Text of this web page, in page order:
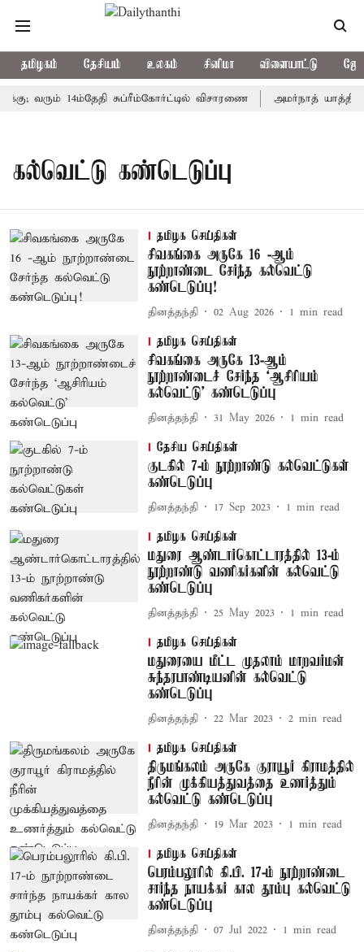
தமிழகம் தேசியம் உலகம் சினிமா விளையாட்டு
வரும் 14ம்தேதி சுப்ரீம்கோர்ட்டில் விசாரணை அமர்நாத்
கல்வெட்டு கண்டெடுப்பு
தமிழக செய்திகள்
சிவகங்கை அருகே 16 -ஆம்
நூற்றாண்டை சேர்ந்த கல்வெட்டு
கண்டெடுப்பு!
தினத்தந்தி 02 Aug 2026 1 min read
தமிழக செய்திகள்
சிவகங்கை அருகே 13-ஆம்
நூற்றாண்டைச் சேர்ந்த ‘ஆசிரியம்
கல்வெட்டு’ கண்டெடுப்பு
தினத்தந்தி 31 May 2026 1 min read
தேசிய செய்திகள்
குடகில் 7-ம் நூற்றாண்டு கல்வெட்டுகள்
கண்டெடுப்பு
தினத்தந்தி 17 Sep 2023 1 min read
தமிழக செய்திகள்
மதுரை ஆண்டார்கொட்டாரத்தில் 13-ம்
நூற்றாண்டு வணிகர்களின் கல்வெட்டு
கண்டெடுப்பு
தினத்தந்தி 25 May 2023 1 min read
தமிழக செய்திகள்
மதுரையை மீட்ட முதலாம் மாறவர்மன்
சுந்தரபாண்டியனின் கல்வெட்டு
கண்டெடுப்பு
தினத்தந்தி 22 Mar 2023 2 min read
தமிழக செய்திகள்
திருமங்கலம் அருகே குராயூர் கிராமத்தில்
நீரின் முக்கியத்துவத்தை உணர்த்தும்
கல்வெட்டு கண்டெடுப்பு
தினத்தந்தி 19 Mar 2023 1 min read
தமிழக செய்திகள்
பெரம்பலூரில் கி.பி. 17-ம் நூற்றாண்டை
சார்ந்த நாயக்கர் கால தூம்பு கல்வெட்டு
கண்டெடுப்பு
தினத்தந்தி 07 Jul 2022 1 min read